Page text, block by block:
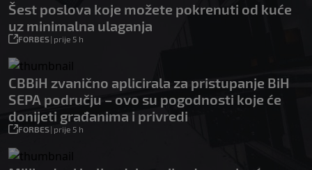
Šest poslova koje možete pokrenuti od kuće
uz minimalna ulaganja
FORBES| prije 5 h
CBBiH zvanično aplicirala za pristupanje BiH
SEPA području – ovo su pogodnosti koje će
donijeti građanima i privredi
FORBES| prije 5 h